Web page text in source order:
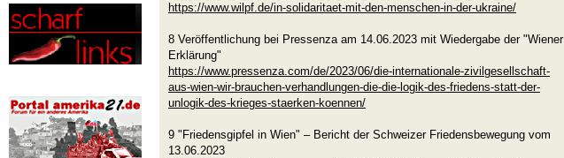
https://www.wilpf.de/in-solidaritaet-mit-den-menschen-in-der-ukraine/
8 Veröffentlichung bei Pressenza am 14.06.2023 mit Wiedergabe der "Wiener
Erklärung"
https://www.pressenza.com/de/2023/06/die-internationale-zivilgesellschaft-
aus-wien-wir-brauchen-verhandlungen-die-die-logik-des-friedens-statt-der-
unlogik-des-krieges-staerken-koennen/
9 "Friedensgipfel in Wien" – Bericht der Schweizer Friedensbewegung vom
13.06.2023